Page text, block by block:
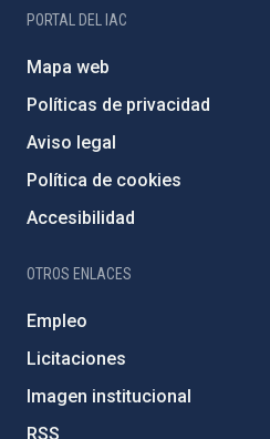
PORTAL DEL IAC
Mapa web
Políticas de privacidad
Aviso legal
Política de cookies
Accesibilidad
OTROS ENLACES
Empleo
Licitaciones
Imagen institucional
RSS